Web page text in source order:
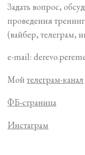
Задать вопрос,
проведения
(вайбер, телеграм,
e-mail:
Мой телеграм-канал
ФБ-страница
Инстаграм